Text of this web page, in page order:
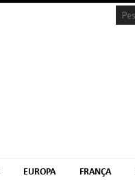
EUROPA FRANÇA